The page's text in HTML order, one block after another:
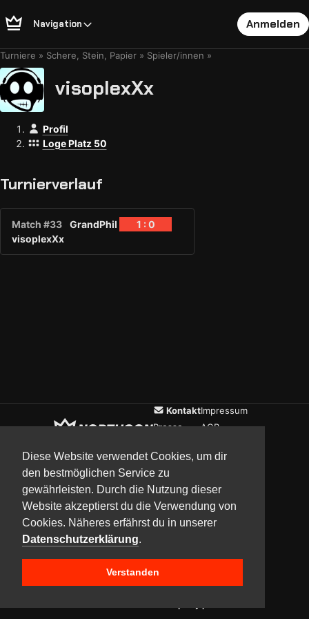
Diese Website verwendet Cookies, um dir
den bestmöglichen Service zu
gewährleisten. Durch die Nutzung dieser
Website akzeptierst du die Verwendung von
Cookies. Näheres erfährst du in unserer
Datenschutzerklärung.
Verstanden
Navigation Anmelden
Turniere Schere, Stein, Papier Spieler/innen
visoplexXx
Profil
Loge Platz 50
Turnierverlauf
Match #33 GrandPhil
1 : 0
visoplexXx
Kontakt
Presse
Impressum
AGB
UpdatesCommunityMedia